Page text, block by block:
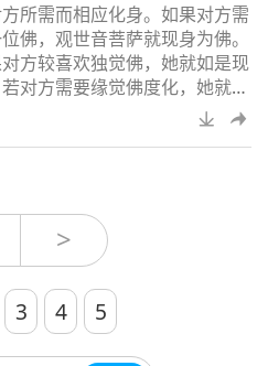
心与诚心经常敬诵观音菩萨名
不能烧他，水不能淹他，子弹
射杀他。他告诉我，他坚信此
为这就发生
所需而相应化身。如果对方需
佛，观世音菩萨就现身为佛。
方较喜欢独觉佛，她就如是现
对方需要缘觉佛度化，她就现
缘觉佛。她随顺众生所愿，化身
种身分、样貌。有个关于观音菩
国的某个地方，她嫁给一个男
活一切都很平顺。有天晚上，
到她的先生头上有根杂发；看起
们那时没有剪刀
>
3 4 5